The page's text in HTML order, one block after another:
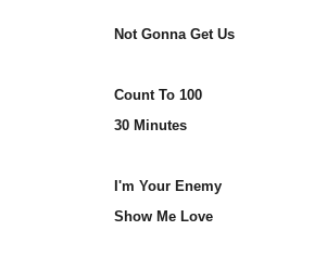
Not Gonna Get Us
Count To 100
30 Minutes
I'm Your Enemy
Show Me Love